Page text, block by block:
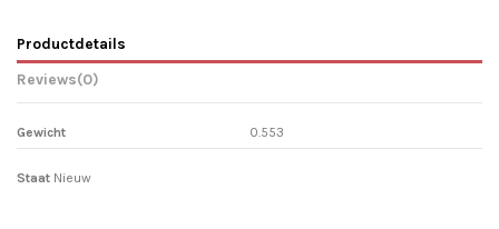
Productdetails
Reviews(0)
Gewicht 0.553
Staat Nieuw